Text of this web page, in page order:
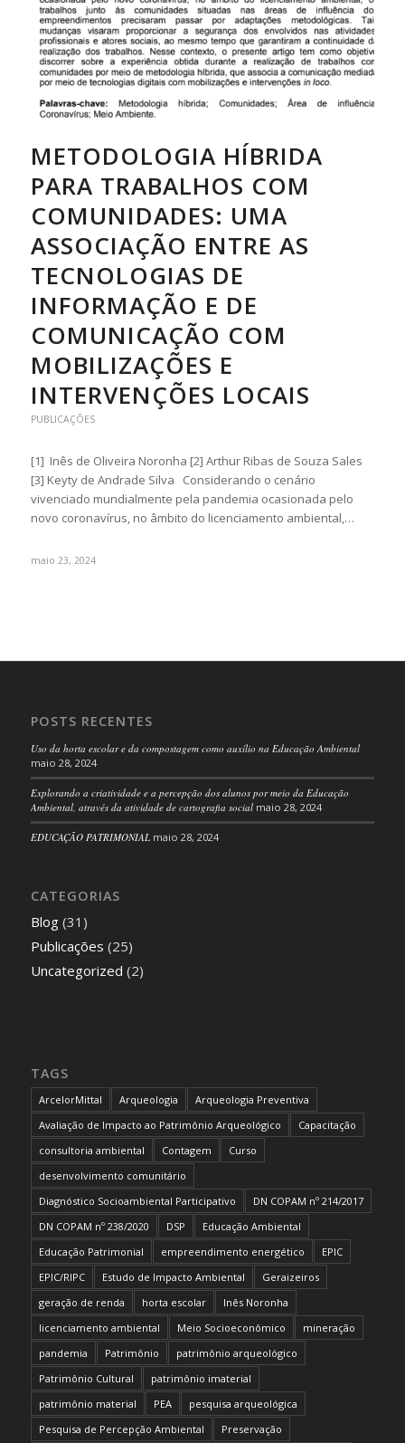
METODOLOGIA HÍBRIDA
PARA TRABALHOS COM
COMUNIDADES: UMA
ASSOCIAÇÃO ENTRE AS
TECNOLOGIAS DE
INFORMAÇÃO E DE
COMUNICAÇÃO COM
MOBILIZAÇÕES E
INTERVENÇÕES LOCAIS
PUBLICAÇÕES
[1] Inês de Oliveira Noronha [2] Arthur Ribas de Souza Sales
[3] Keyty de Andrade Silva Considerando o cenário
vivenciado mundialmente pela pandemia ocasionada pelo
novo coronavírus, no âmbito do licenciamento ambiental,…
maio 23, 2024
POSTS RECENTES
Uso da horta escolar e da compostagem como auxílio na Educação Ambiental
maio 28, 2024
Explorando a criatividade e a percepção dos alunos por meio da Educação
Ambiental, através da atividade de cartografia social maio 28, 2024
EDUCAÇÃO PATRIMONIAL maio 28, 2024
CATEGORIAS
Blog(31)
Publicações (25)
Uncategorized (2)
TAGS
ArcelorMittal Arqueologia
Arqueologia Preventiva
Avaliação de Impacto ao Patrimônio Arqueológico
Capacitação
consultoria ambiental
Contagem
Curso
desenvolvimento comunitário
Diagnóstico Socioambiental Participativo
DN COPAM nº 214/2017
DN COPAM nº 238/2020
DSP
Educação Ambiental
Educação Patrimonial
empreendimento energético
EPIC
EPIC/RIPC
Estudo de Impacto Ambiental
Geraizeiros
geração de renda
horta escolar
Inês Noronha
licenciamento ambiental
Meio Socioeconômico
mineração
pandemia
Patrimônio
patrimônio arqueológico
Patrimônio Cultural
patrimônio imaterial
patrimônio material
PEA
pesquisa arqueológica
Pesquisa de Percepção Ambiental
Preservação